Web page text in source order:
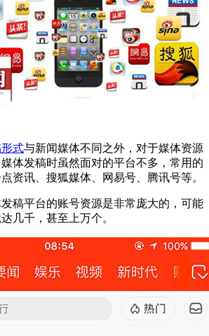
式与新闻媒体不同之外，对于媒体资源
体发稿时虽然面对的平台不多，常用的
资讯、搜狐媒体、网易号、腾讯号等。
稿平台的账号资源是非常庞大的，可能
几千，甚至上万个。